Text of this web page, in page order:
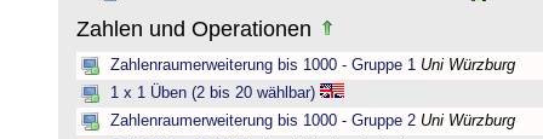
Zahlen und Operationen
Zahlenraumerweiterung bis 1000 - Gruppe 1 Uni Würzburg
1 x 1 Üben (2 bis 20 wählbar)
Zahlenraumerweiterung bis 1000 - Gruppe 2 Uni Würzburg